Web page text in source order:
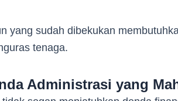
yang sudah dibekukan
tenaga.
Administrasi yang